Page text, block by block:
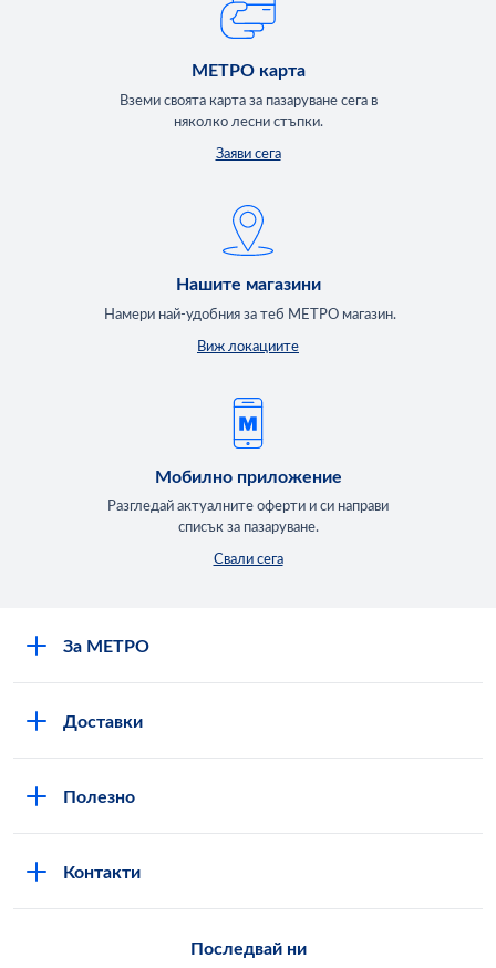
МЕТРО карта
Вземи своята карта за пазаруване сега в
няколко лесни стъпки.
Заяви сега
Нашите магазини
Намери най-удобния за теб МЕТРО магазин.
Виж локациите
Мобилно приложение
Разгледай актуалните оферти и си направи
списък за пазаруване.
Свали сега
За МЕТРО
METRO AG
Доставки
Полезно
Контакти
Последвай ни